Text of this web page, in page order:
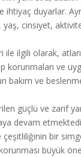
ihtiyaç duyarlar.
cinsiyet,
ile ilgili olarak,
korunmaları ve
bakım ve
güçlü ve zarif
devam
bir
büyük